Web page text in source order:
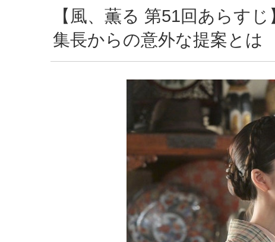
【風、薫る 第51回あらす
集長からの意外な提案とは